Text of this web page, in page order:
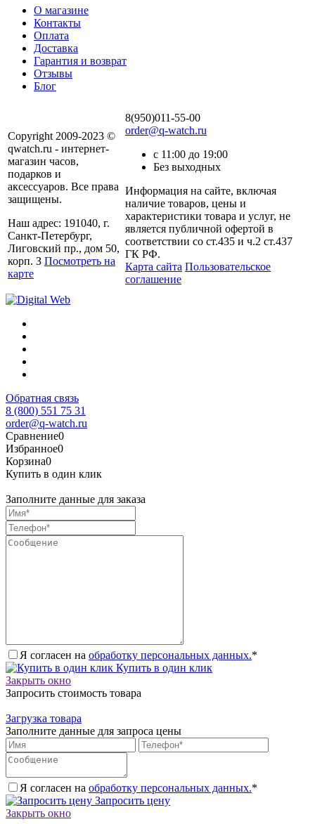
О магазине
Контакты
Оплата
Доставка
Гарантия и возврат
Отзывы
Блог
Copyright 2009-2023 ©
qwatch.ru - интернет-
магазин часов,
подарков и
аксессуаров. Все права
защищены.
Наш адрес: 191040, г.
Санкт-Петербург,
Лиговский пр., дом 50,
корп. З Посмотреть на
карте
8(950)011-55-00
order@q-watch.ru
с 11:00 до 19:00
Без выходных
Информация на сайте, включая
наличие товаров, цены и
характеристики товара и услуг, не
является публичной офертой в
соответствии со ст.435 и ч.2 ст.437
ГК РФ.
Карта сайта Пользовательское
соглашение
Обратная связь
8 (800) 551 75 31
order@q-watch.ru
Сравнение0
Избранное0
Корзина0
Купить в один клик
Заполните данные для заказа
Я согласен на обработку персональных данных.*
Купить в один клик
Закрыть окно
Запросить стоимость товара
Загрузка товара
Заполните данные для запроса цены
Я согласен на обработку персональных данных.*
Запросить цену
Закрыть окно